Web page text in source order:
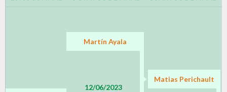
Martín Ayala
12/06/2023
Matias Perichault